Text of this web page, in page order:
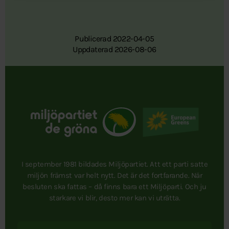
Publicerad 2022-04-05
Uppdaterad 2026-08-06
I september 1981 bildades Miljöpartiet. Att ett parti satte
miljön främst var helt nytt. Det är det fortfarande. När
besluten ska fattas – då finns bara ett Miljöparti. Och ju
starkare vi blir, desto mer kan vi uträtta.